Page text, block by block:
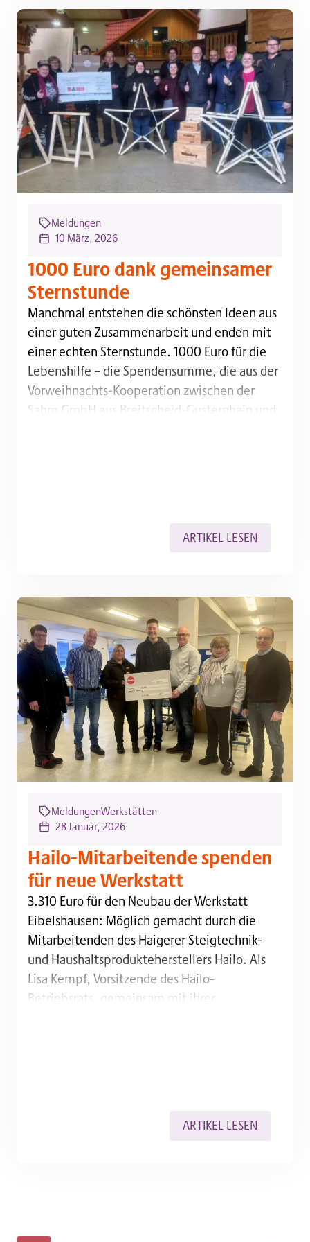
Meldungen
10 März, 2026
1000 Euro dank gemeinsamer
Sternstunde
Manchmal entstehen die schönsten Ideen aus
Manchmal entstehen die schönsten Ideen aus
einer guten Zusammenarbeit und enden mit
einer echten Sternstunde. 1000 Euro für die
Lebenshilfe – die Spendensumme, die aus der
Vorweihnachts-Kooperation zwischen der
Sahm GmbH aus Breitscheid-Gusternhain und
ARTIKEL LESEN
MeldungenWerkstätten
28 Januar, 2026
Hailo-Mitarbeitende spenden
für neue Werkstatt
3.310 Euro für den Neubau der Werkstatt
3.310 Euro für den Neubau der Werkstatt
Eibelshausen: Möglich gemacht durch die
Mitarbeitenden des Haigerer Steigtechnik-
und Haushaltsprodukteherstellers Hailo. Als
Lisa Kempf, Vorsitzende des Hailo-
Betriebsrats, gemeinsam mit ihrer
ARTIKEL LESEN